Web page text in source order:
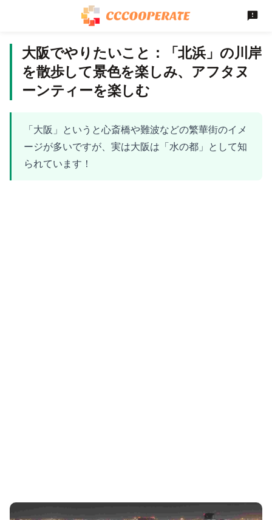
大阪でやりたいこと：「北浜」の川岸
を散歩して景色を楽しみ、アフタヌ
ーンティーを楽しむ
「大阪」というと心斎橋や難波などの繁華街のイメ
ージが多いですが、実は大阪は「水の都」として知
られています！